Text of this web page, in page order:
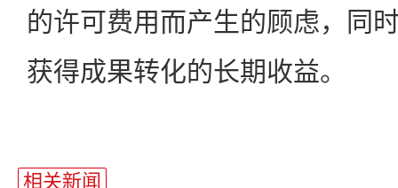
的许可费用而产生的顾虑，同
获得成果转化的长期收益。
相关新闻